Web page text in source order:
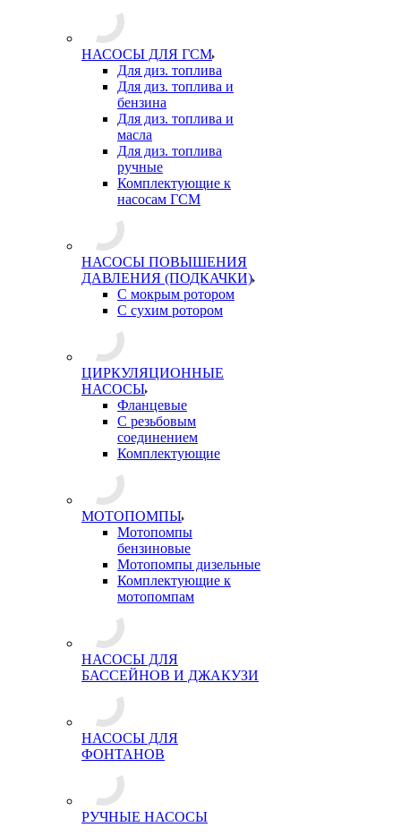
НАСОСЫ ДЛЯ ГСМ
Для диз. топлива
Для диз. топлива и
бензина
Для диз. топлива и
масла
Для диз. топлива
ручные
Комплектующие к
насосам ГСМ
НАСОСЫ ПОВЫШЕНИЯ
ДАВЛЕНИЯ (ПОДКАЧКИ)
С мокрым ротором
С сухим ротором
ЦИРКУЛЯЦИОННЫЕ
НАСОСЫ
Фланцевые
С резьбовым
соединением
Комплектующие
МОТОПОМПЫ
Мотопомпы
бензиновые
Мотопомпы дизельные
Комплектующие к
мотопомпам
НАСОСЫ ДЛЯ
БАССЕЙНОВ И ДЖАКУЗИ
НАСОСЫ ДЛЯ
ФОНТАНОВ
РУЧНЫЕ НАСОСЫ